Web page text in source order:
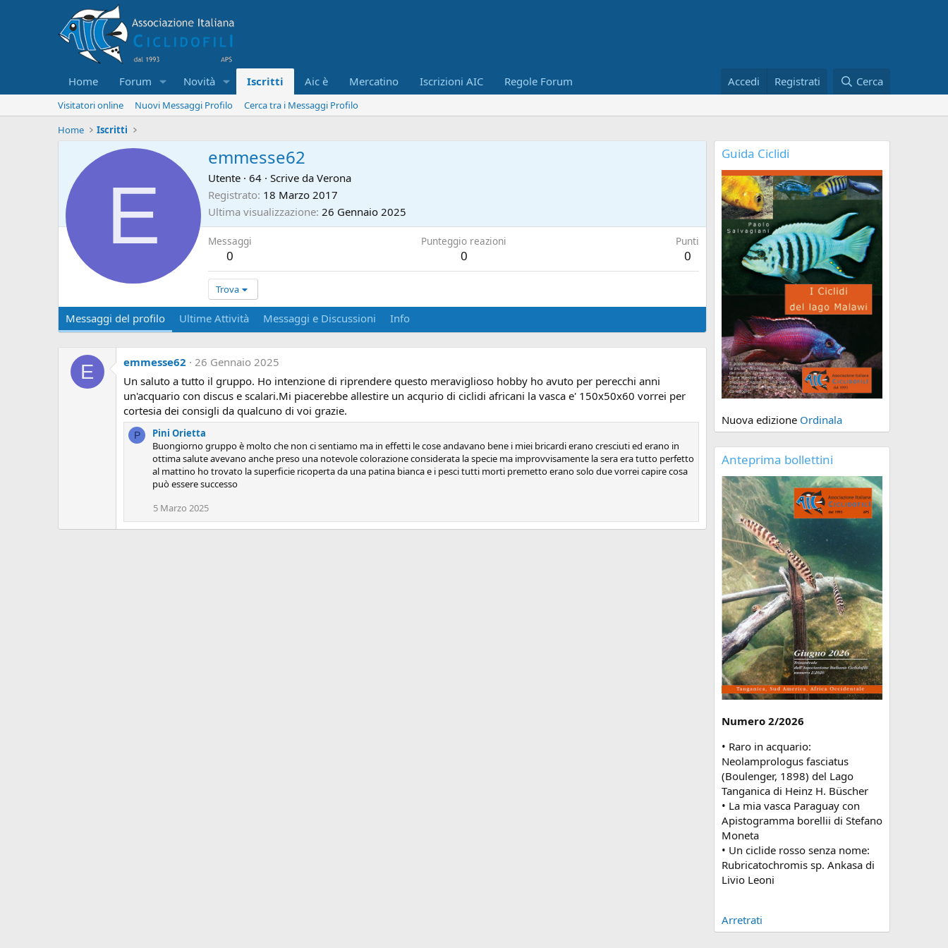
Home Forum Novità Iscritti Aic è Mercatino Iscrizioni AIC Regole Forum Accedi Registrati Cerca
Visitatori online Nuovi Messaggi Profilo
Cerca tra i Messaggi Profilo
Home
Iscritti
E
emmesse62
Utente · 64 · Scrive da Verona
Registrato 18 Marzo 2017
Ultima visualizzazione 26 Gennaio 2025
Messaggi
0
Punteggio reazioni
0
Punti
0
Trova
Messaggi del profilo Ultime Attività Messaggi e Discussioni Info
E emmesse62
26 Gennaio 2025
Un saluto a tutto il gruppo. Ho intenzione di riprendere questo meraviglioso hobby ho avuto per perecchi anni
un'acquario con discus e scalari.Mi piacerebbe allestire un acqurio di ciclidi africani la vasca e' 150x50x60 vorrei per
cortesia dei consigli da qualcuno di voi grazie.
P
Pini Orietta
Buongiorno gruppo è molto che non ci sentiamo ma in effetti le cose andavano bene i miei bricardi erano cresciuti ed erano in
ottima salute avevano anche preso una notevole colorazione considerata la specie ma improvvisamente la sera era tutto perfetto
al mattino ho trovato la superficie ricoperta da una patina bianca e i pesci tutti morti premetto erano solo due vorrei capire cosa
può essere successo
5 Marzo 2025
Guida Ciclidi
Nuova edizione Ordinala
Anteprima bollettini
Numero 2/2026
• Raro in acquario:
Neolamprologus fasciatus
(Boulenger, 1898) del Lago
Tanganica di Heinz H. Büscher
• La mia vasca Paraguay con
Apistogramma borellii di Stefano
Moneta
• Un ciclide rosso senza nome:
Rubricatochromis sp. Ankasa di
Livio Leoni
Arretrati